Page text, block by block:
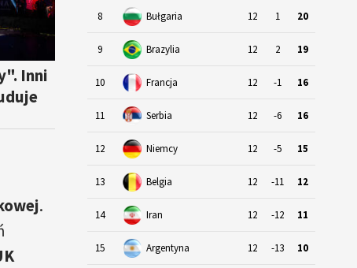
Inni
.
8 Bułgaria 12 1 20
9 Brazylia 12 2 19
10 Francja 12 -1 16
11 Serbia 12 -6 16
12 Niemcy 12 -5 15
13 Belgia 12 -11 12
14 Iran 12 -12 11
15 Argentyna 12 -13 10